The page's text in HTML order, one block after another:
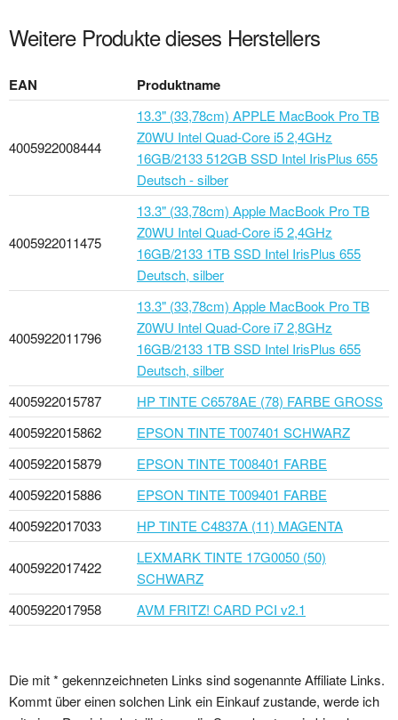
Weitere Produkte dieses Herstellers
EAN Produktname
4005922008444
13.3" (33,78cm) APPLE MacBook Pro TB
Z0WU Intel Quad-Core i5 2,4GHz
16GB/2133 512GB SSD Intel IrisPlus 655
Deutsch - silber
4005922011475
13.3" (33,78cm) Apple MacBook Pro TB
Z0WU Intel Quad-Core i5 2,4GHz
16GB/2133 1TB SSD Intel IrisPlus 655
Deutsch, silber
4005922011796
13.3" (33,78cm) Apple MacBook Pro TB
Z0WU Intel Quad-Core i7 2,8GHz
16GB/2133 1TB SSD Intel IrisPlus 655
Deutsch, silber
4005922015787
HP TINTE C6578AE (78) FARBE GROSS
4005922015862
EPSON TINTE T007401 SCHWARZ
4005922015879
EPSON TINTE T008401 FARBE
4005922015886
EPSON TINTE T009401 FARBE
4005922017033
HP TINTE C4837A (11) MAGENTA
4005922017422
LEXMARK TINTE 17G0050 (50)
SCHWARZ
4005922017958
AVM FRITZ! CARD PCI v2.1
Die mit * gekennzeichneten Links sind sogenannte Affiliate Links.
Kommt über einen solchen Link ein Einkauf zustande, werde ich